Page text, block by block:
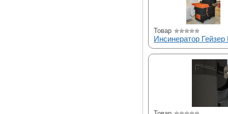
Товар
Инсинератор